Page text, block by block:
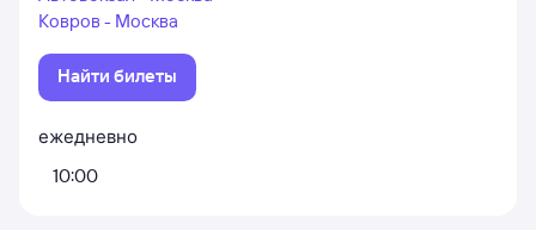
Ковров - Москва
Найти билеты
ежедневно
10:00